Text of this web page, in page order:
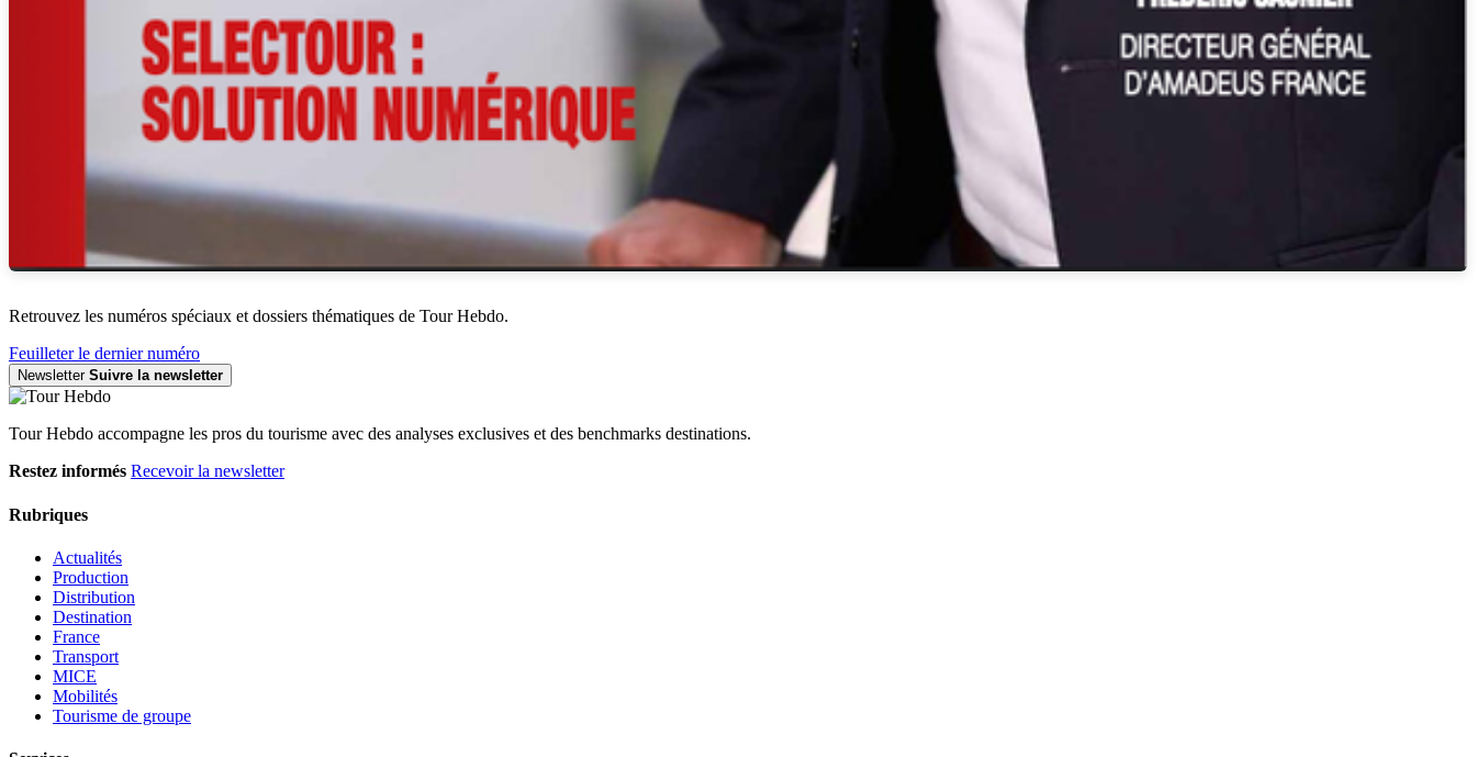
Retrouvez les numéros spéciaux et dossiers thématiques de Tour Hebdo.
Feuilleter le dernier numéro
Newsletter Suivre la newsletter
Tour Hebdo accompagne les pros du tourisme avec des analyses exclusives et des benchmarks destinations.
Restez informés Recevoir la newsletter
Rubriques
Actualités
Production
Distribution
Destination
France
Transport
MICE
Mobilités
Tourisme de groupe